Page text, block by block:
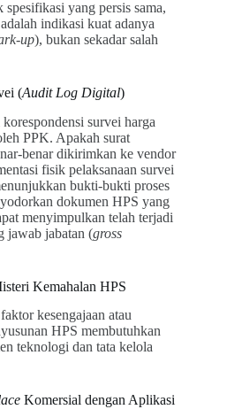
yang persis sama,
indikasi kuat adanya
up), bukan sekadar salah
(Audit Log Digital)
survei harga
PPK. Apakah surat
benar dikirimkan ke vendor
fisik pelaksanaan survei
bukti-bukti proses
dokumen HPS yang
menyimpulkan telah terjadi
jawab jabatan (gross
Kemahalan HPS
kesengajaan atau
HPS membutuhkan
teknologi dan tata kelola
Komersial dengan Aplikasi